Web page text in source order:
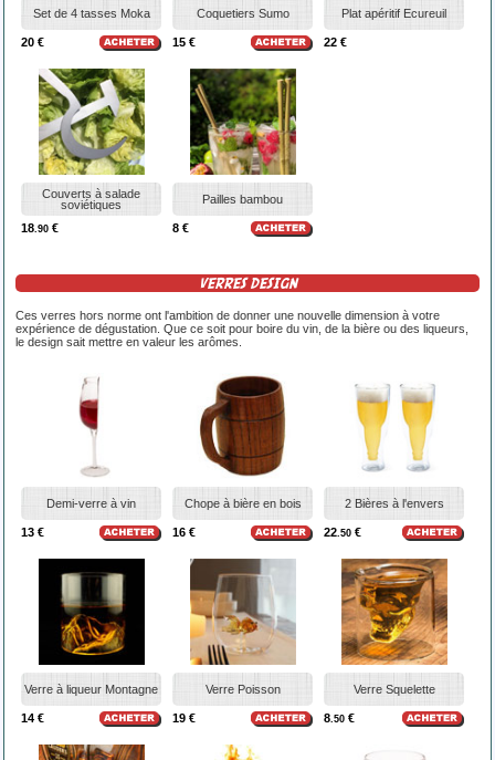
Set de 4 tasses Moka
20 €
Coquetiers Sumo
15 €
Plat apéritif Ecureuil
22 €
Couverts à salade
soviétiques
18.90 €
Pailles bambou
8 €
VERRES DESIGN
Ces verres hors norme ont l'ambition de donner une nouvelle dimension à votre
expérience de dégustation. Que ce soit pour boire du vin, de la bière ou des liqueurs,
le design sait mettre en valeur les arômes.
Demi-verre à vin
13 €
Chope à bière en bois
16 €
2 Bières à l'envers
22.50 €
Verre à liqueur Montagne
14 €
Verre Poisson
19 €
Verre Squelette
8.50 €